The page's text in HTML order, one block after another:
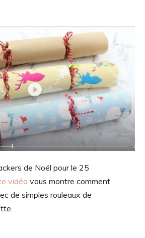
de Noël pour le 25
vidéo vous montre comment
de simples rouleaux de